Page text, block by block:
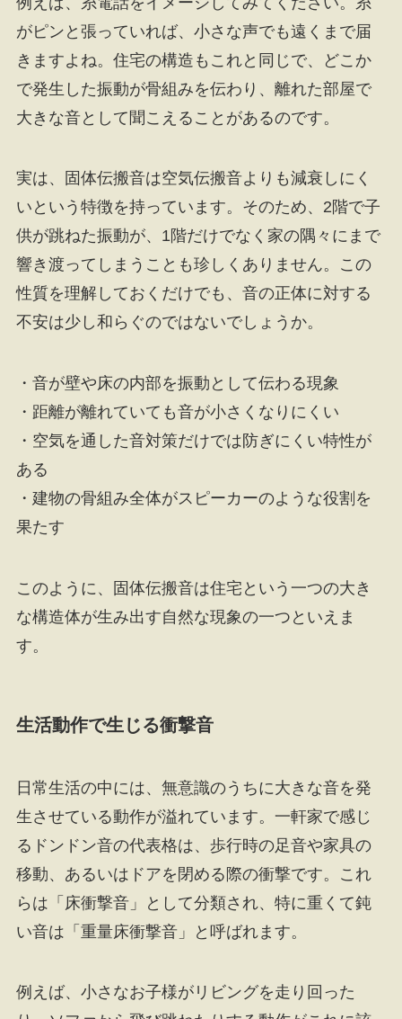
がピンと張っていれば、小さな声でも遠くまで届
きますよね。住宅の構造もこれと同じで、どこか
で発生した振動が骨組みを伝わり、離れた部屋で
大きな音として聞こえることがあるのです。
実は、固体伝搬音は空気伝搬音よりも減衰しにく
いという特徴を持っています。そのため、2階で子
供が跳ねた振動が、1階だけでなく家の隅々にまで
響き渡ってしまうことも珍しくありません。この
性質を理解しておくだけでも、音の正体に対する
不安は少し和らぐのではないでしょうか。
・音が壁や床の内部を振動として伝わる現象
・距離が離れていても音が小さくなりにくい
・空気を通した音対策だけでは防ぎにくい特性が
ある
・建物の骨組み全体がスピーカーのような役割を
果たす
このように、固体伝搬音は住宅という一つの大き
な構造体が生み出す自然な現象の一つといえま
す。
生活動作で生じる衝撃音
日常生活の中には、無意識のうちに大きな音を発
生させている動作が溢れています。一軒家で感じ
るドンドン音の代表格は、歩行時の足音や家具の
移動、あるいはドアを閉める際の衝撃です。これ
らは「床衝撃音」として分類され、特に重くて鈍
い音は「重量床衝撃音」と呼ばれます。
例えば、小さなお子様がリビングを走り回った